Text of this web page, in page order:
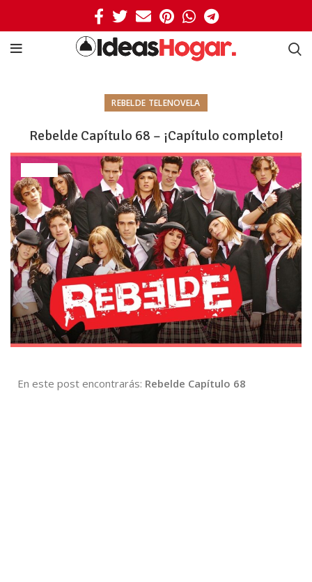
REBELDE TELENOVELA
Rebelde Capítulo 68 – ¡Capítulo completo!
En este post encontrarás: Rebelde Capítulo 68